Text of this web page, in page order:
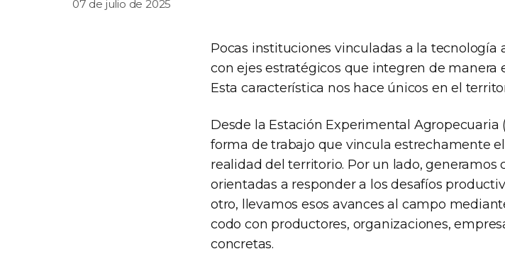
07 de julio de 2025
Pocas instituciones vinculadas a la
con ejes estratégicos que integren de manera
Esta característica nos hace únicos en el
Desde la Estación Experimental Agropecuaria
forma de trabajo que vincula estrechamente
realidad del territorio. Por un lado, generamos
orientadas a responder a los desafíos
otro, llevamos esos avances al campo
codo con productores, organizaciones,
concretas.